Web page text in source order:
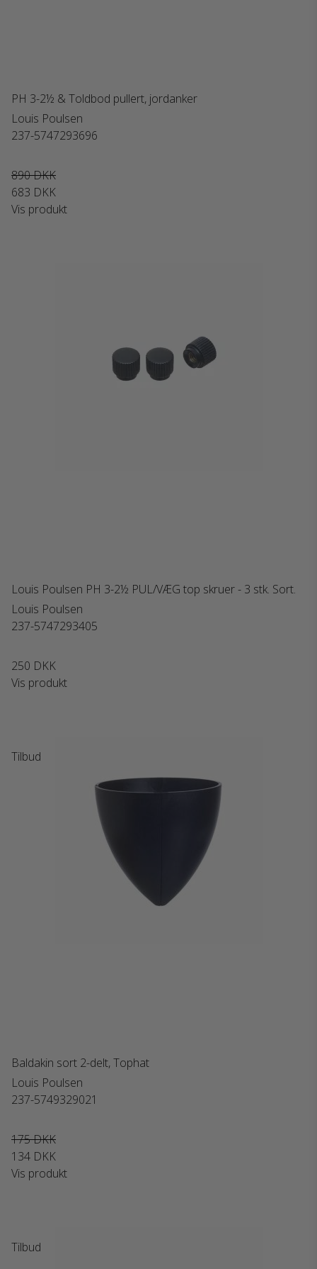
PH 3-2½ & Toldbod pullert, jordanker
Louis Poulsen
237-5747293696
890 DKK
683 DKK
Vis produkt
Louis Poulsen PH 3-2½ PUL/VÆG top skruer - 3 stk. Sort.
Louis Poulsen
237-5747293405
250 DKK
Vis produkt
Tilbud
Baldakin sort 2-delt, Tophat
Louis Poulsen
237-5749329021
175 DKK
134 DKK
Vis produkt
Tilbud